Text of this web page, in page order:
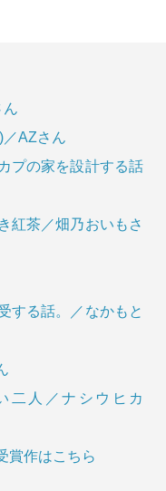
ん
／AZさん
プの家を設計する話
紅茶／畑乃おいもさ
する話。／なかもと
二人／ナシウヒカ
賞作はこちら